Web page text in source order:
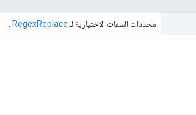
محددات السمات الاختيارية لـ RegexReplace